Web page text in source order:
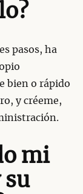
pasos, ha
bien o rápido
y créeme,
mi
su